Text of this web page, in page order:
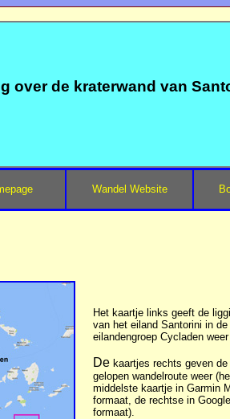
over de kraterwand van
Wandel Website
Het kaartje links geeft de
van het eiland Santorini in de
eilandengroep Cycladen weer
De kaartjes rechts geven de
gelopen wandelroute weer
middelste kaartje in Garmin
formaat, de rechtse in
formaat).